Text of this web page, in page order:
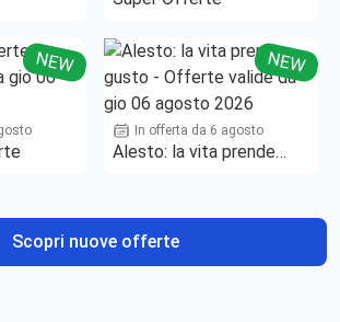
NEW NEW
In offerta da 6 agosto
Alesto: la vita prende
Scopri nuove offerte